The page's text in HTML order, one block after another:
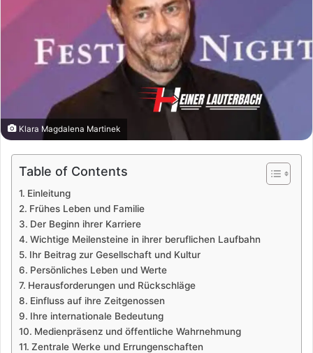
Klara Magdalena Martinek
Table of Contents
Einleitung
Frühes Leben und Familie
Der Beginn ihrer Karriere
Wichtige Meilensteine in ihrer beruflichen Laufbahn
Ihr Beitrag zur Gesellschaft und Kultur
Persönliches Leben und Werte
Herausforderungen und Rückschläge
Einfluss auf ihre Zeitgenossen
Ihre internationale Bedeutung
Medienpräsenz und öffentliche Wahrnehmung
Zentrale Werke und Errungenschaften